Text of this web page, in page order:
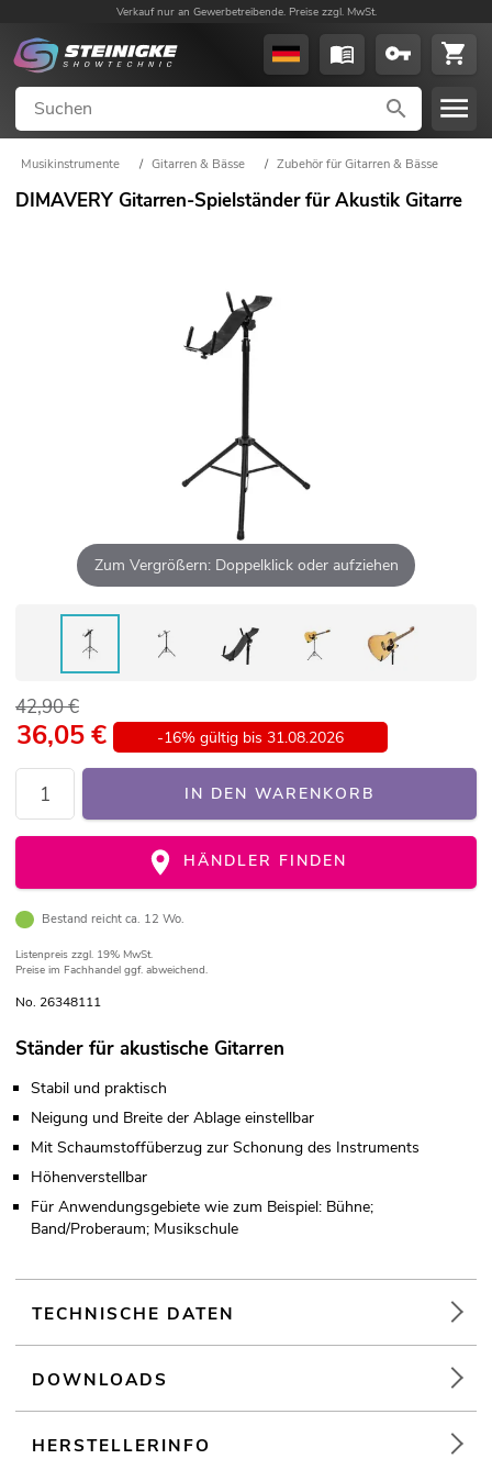
Verkauf nur an Gewerbetreibende. Preise zzgl. MwSt.
Musikinstrumente / Gitarren & Bässe / Zubehör für Gitarren & Bässe
DIMAVERY Gitarren-Spielständer für Akustik Gitarre
Zum Vergrößern: Doppelklick oder aufziehen
42,90 €
36,05€ -16% gültig bis 31.08.2026
IN DEN WARENKORB
HÄNDLER FINDEN
Bestand reicht ca. 12 Wo.
Listenpreis zzgl. 19% MwSt.
Preise im Fachhandel ggf. abweichend.
No. 26348111
Ständer für akustische Gitarren
Stabil und praktisch
Neigung und Breite der Ablage einstellbar
Mit Schaumstoffüberzug zur Schonung des Instruments
Höhenverstellbar
Für Anwendungsgebiete wie zum Beispiel: Bühne;
Band/Proberaum; Musikschule
TECHNISCHE DATEN
DOWNLOADS
HERSTELLERINFO